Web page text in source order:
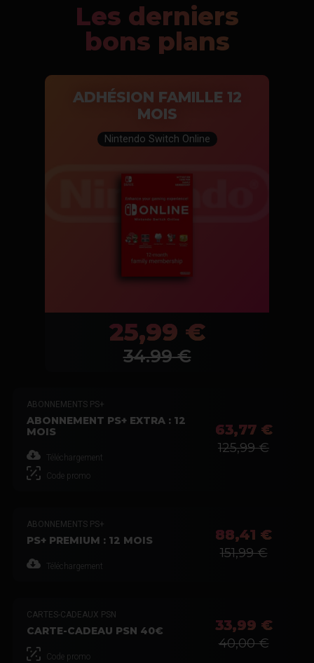
Les derniers
bons plans
ADHÉSION FAMILLE 12
MOIS
Nintendo Switch Online
25,99 €
34.99€
ABONNEMENTS PS+
ABONNEMENT PS+ EXTRA : 12
MOIS
Téléchargement
Code promo
63,77 €
125,99 €
ABONNEMENTS PS+
PS+ PREMIUM : 12 MOIS
Téléchargement
88,41 €
151,99 €
CARTES-CADEAUX PSN
CARTE-CADEAU PSN 40€
Code promo
33,99 €
40,00 €